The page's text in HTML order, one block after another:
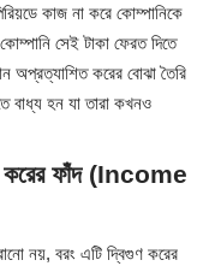
কাজ না করে কোম্পানিকে
সেই টাকা ফেরত দিতে
করের বোঝা তৈরি
বাধ্য হন যা তারা কখনও
করের ফাঁদ (Income
নয়, বরং এটি দ্বিগুণ করের